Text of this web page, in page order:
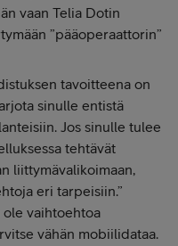
vaan Telia Dotin
”pääoperaattorin”
tavoitteena on
sinulle entistä
Jos sinulle tulee
tehtävät
liittymävalikoimaan,
eri tarpeisiin.”
ole vaihtoehtoa
vähän mobiilidataa.